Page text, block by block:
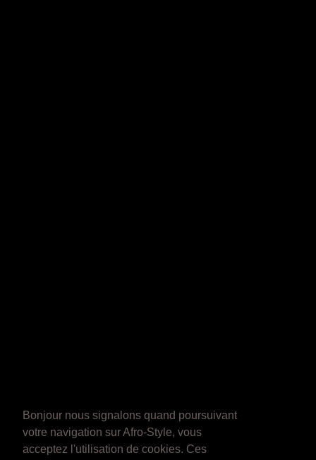
Bonjour nous signalons quand poursuivant
votre navigation sur Afro-Style, vous
acceptez l'utilisation de cookies. Ces